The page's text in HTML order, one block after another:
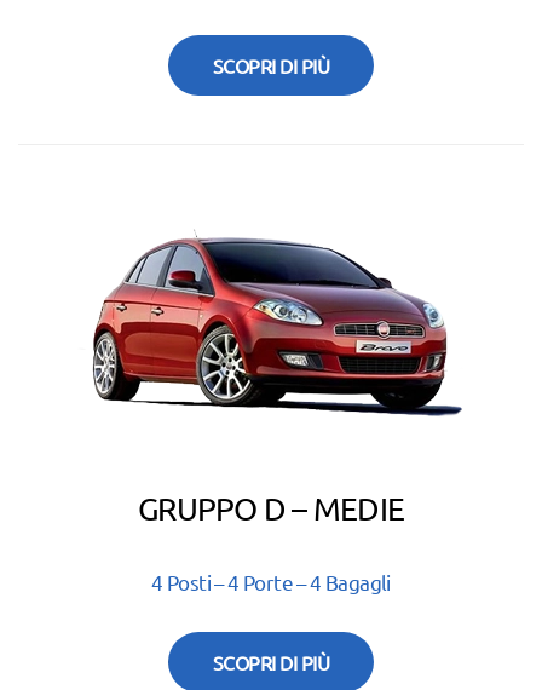
SCOPRI DI PIÙ
GRUPPO D – MEDIE
4 Posti – 4 Porte – 4 Bagagli
SCOPRI DI PIÙ